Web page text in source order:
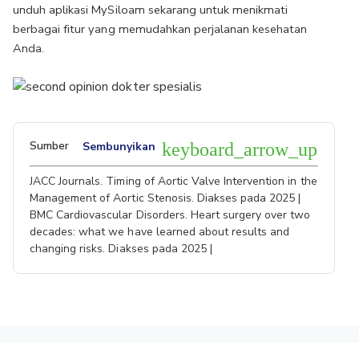
unduh aplikasi MySiloam sekarang untuk menikmati
berbagai fitur yang memudahkan perjalanan kesehatan
Anda.
Sumber Sembunyikan keyboard_arrow_up
JACC Journals. Timing of Aortic Valve Intervention in the
Management of Aortic Stenosis. Diakses pada 2025 |
BMC Cardiovascular Disorders. Heart surgery over two
decades: what we have learned about results and
changing risks. Diakses pada 2025 |